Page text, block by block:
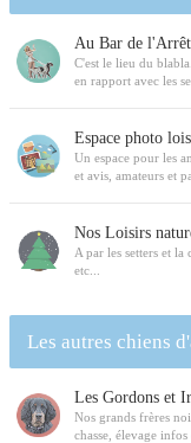
Au Bar de l'Arrêt
C'est le lieu du
en rapport avec les
Espace photo
Un espace pour les
et avis, amateurs et
Nos Loisirs
A par les setters et
etc...
Les autres chiens
Les Gordons et
Nos grands frères
chasse, élevage infos